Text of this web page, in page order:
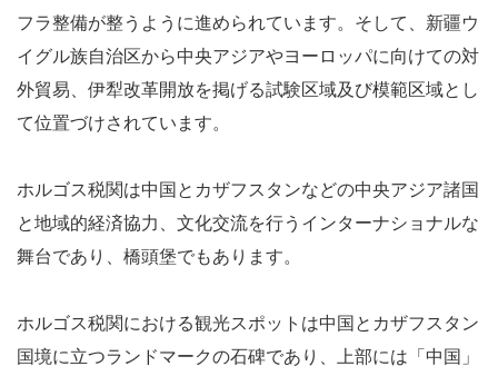
フラ整備が整うように進められています。そして、新疆ウ
イグル族自治区から中央アジアやヨーロッパに向けての対
外貿易、伊犁改革開放を掲げる試験区域及び模範区域とし
て位置づけされています。
ホルゴス税関は中国とカザフスタンなどの中央アジア諸国
と地域的経済協力、文化交流を行うインターナショナルな
舞台であり、橋頭堡でもあります。
ホルゴス税関における観光スポットは中国とカザフスタン
国境に立つランドマークの石碑であり、上部には「中国」